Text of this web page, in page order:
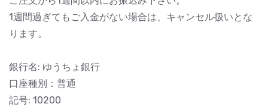
1週間過ぎてもご入金がない場合は、キャンセル扱いとな
ります。
銀行名: ゆうちょ銀行
口座種別：普通
記号: 10200